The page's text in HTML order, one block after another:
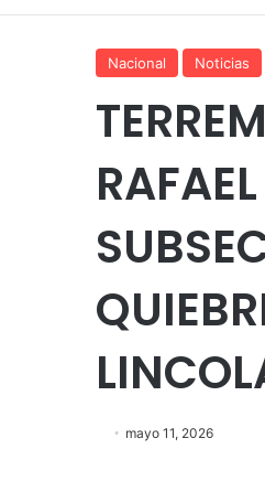
Nacional Noticias
mayo 11, 2026